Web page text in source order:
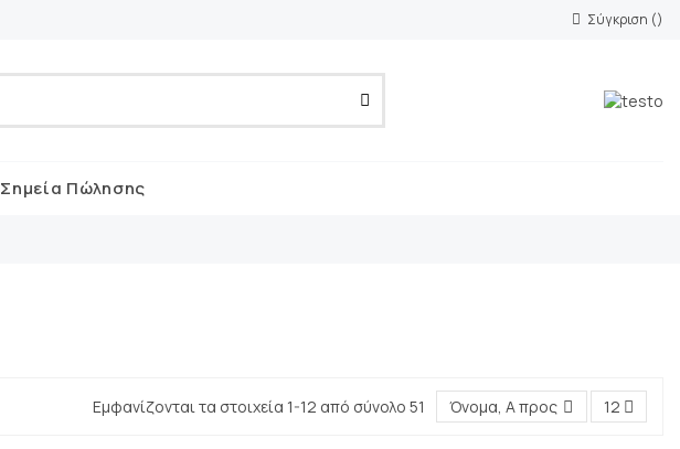
Σύγκριση ()
Σημεία Πώλησης
Εμφανίζονται τα στοιχεία 1-12 από σύνολο 51 Όνομα, Α προς Ω 12